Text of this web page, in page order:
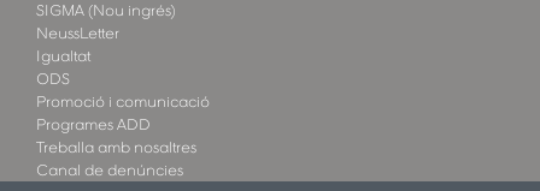
SIGMA (Nou ingrés)
NeussLetter
Igualtat
ODS
Promoció i comunicació
Programes ADD
Treballa amb nosaltres
Canal de denúncies